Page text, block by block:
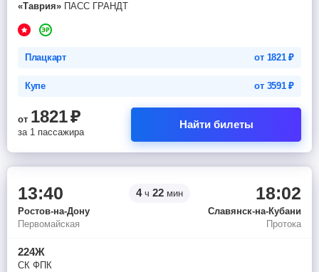
«Таврия» ПАСС ГРАНДТ
Плацкарт от 1821₽
Купе от 3591₽
от 1821₽
за 1 пассажира
Найти билеты
13:40 4ч 22 мин 18:02
Ростов-на-Дону
Славянск-на-Кубани
Первомайская
Протока
224Ж
СК ФПК